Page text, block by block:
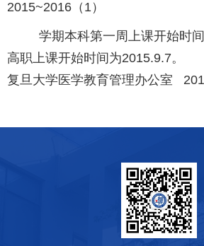
2015~2016（1）
学期本科第一周上课开始时间
高职上课开始时间为2015.9.7。
复旦大学医学教育管理办公室